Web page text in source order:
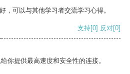
，可以与其他学习者交流学习心得。
支持[0] 反对[0]
你提供最高速度和安全性的连接。